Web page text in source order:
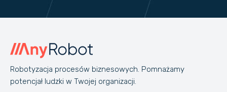
Robotyzacja procesów biznesowych. Pomnażamy
potencjał ludzki w Twojej organizacji.